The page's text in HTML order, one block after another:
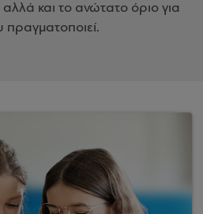
και το ανώτατο όριο για